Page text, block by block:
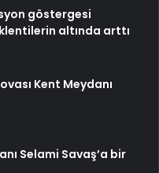
göstergesi
altında arttı
Kent Meydanı
Selami Savaş’a bir